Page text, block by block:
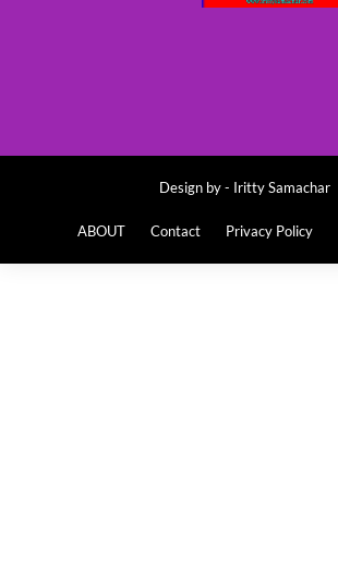
Design by - Iritty Samachar
ABOUT Contact Privacy Policy